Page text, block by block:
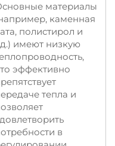
материалы
каменная
полистирол и
имеют низкую
эффективно
тепла и
в